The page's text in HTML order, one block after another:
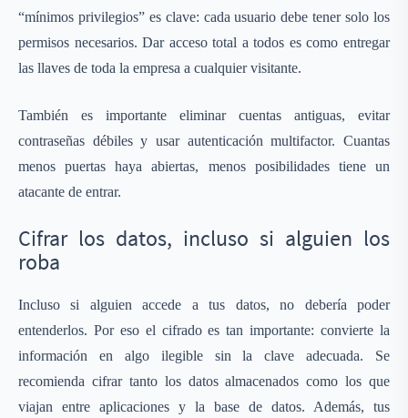
“mínimos privilegios” es clave: cada usuario debe tener solo los
permisos necesarios. Dar acceso total a todos es como entregar
las llaves de toda la empresa a cualquier visitante.
También es importante eliminar cuentas antiguas, evitar
contraseñas débiles y usar autenticación multifactor. Cuantas
menos puertas haya abiertas, menos posibilidades tiene un
atacante de entrar.
Cifrar los datos, incluso si alguien los
roba
Incluso si alguien accede a tus datos, no debería poder
entenderlos. Por eso el cifrado es tan importante: convierte la
información en algo ilegible sin la clave adecuada. Se
recomienda cifrar tanto los datos almacenados como los que
viajan entre aplicaciones y la base de datos. Además, tus